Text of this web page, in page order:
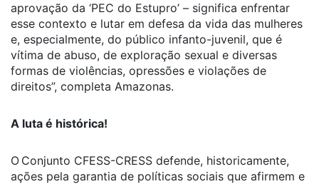
aprovação da ‘PEC do Estupro’ – significa enfrentar
esse contexto e lutar em defesa da vida das mulheres
e, especialmente, do público infanto-juvenil, que é
vítima de abuso, de exploração sexual e diversas
formas de violências, opressões e violações de
direitos”, completa Amazonas.
A luta é histórica!
O Conjunto CFESS-CRESS defende, historicamente,
ações pela garantia de políticas sociais que afirmem e